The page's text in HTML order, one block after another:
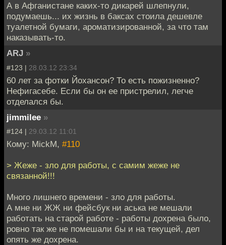
А в Афганистане каких-то дикарей шлепнули,
подумаешь... их жизнь в баксах стоила дешевле
туалетной бумаги, ароматизированной, за что там
наказывать-то.
ARJ »
#123 | 28.03.12 23:34
60 лет за фотки Йохансон? То есть пожизненно?
Нефигасебе. Если бы он ее пристрелил, легче
отделался бы.
jimmilee »
#124 | 29.03.12 11:01
Кому: MickM, #110
> Жеже - зло для работы, с самим жеже не
связанной!!!
Много лишнего времени - зло для работы.
А мне ни ЖЖ ни фейсбук ни аська не мешали
работать на старой работе - работы дохрена было,
ровно так же не помешали бы и на текущей, дел
опять же дохрена.